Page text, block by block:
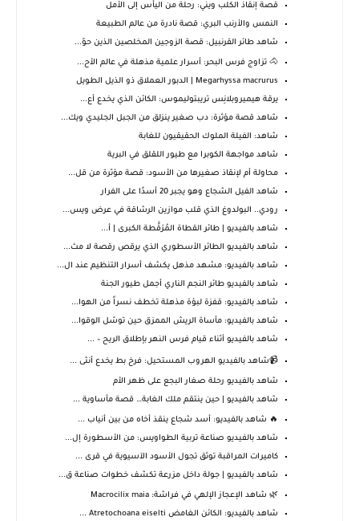
قصة إنقاذ الكلب ويني: رحلة من اليأس إلى الأمل
النمس والأرنب البري: قصة نادرة من عالم الطبيعة
شاهد طائر القرنبيل: قصة الزوجين المخلصين الذين حوّ...
🐴 تزاوج فرس البحر: أسرار علمية مذهلة في عالم الأح...
Megarhyssa macrurus | الدبور العملاق ذو الذيل الطويل
يرقة هيميروبلانِس تريبتوليموس: الكائن الذي يخدع أع...
شاهد قصة مؤثرة: دب صغير ينزلق من الجبل الجليدي ويك...
شاهد: الفيلة الملوك الحقيقيون للغابة
شاهد مواجهة الكوبرا مع طيور اللقلق في البرية
محاولة أم لإنقاذ صغيرها من الأسود: قصة مؤثرة من قل...
شاهد الفيل الشجاع وهو يجبر 20 أسدًا على الفرار
رودي.. البولدوغ الذي قلب موازين الرشاقة في عرض ويس...
شاهد بالفيديو | طائر القطاة المُرَقَّطة الكبرى | أ...
شاهد بالفيديو الطائر الأسطوري الذي يرقص رقصة لا مث...
شاهد بالفيديو: مشهد مذهل يكشف أسرار التنظيم عند ال...
شاهد بالفيديو طائر النجم الناري أجمل طيور الجنة
شاهد بالفيديو: قفزة لبؤة مذهلة تخطف نسراً من الهوا...
شاهد بالفيديو: مأساة الريش الممزق حين توسّل الوقوا...
شاهد بالفيديو أثناء قيام فرس النهر بإطلاق الريح – ...
📹شاهد بالفيديو الهروب المستحيل: فرخ بط يخدع أنثى ...
شاهد بالفيديو رحلة صغار البجع على ظهر الأم
شاهد بالفيديو | حين ينتقم ملك الغابة… قصة مأساوية ...
🔥 شاهد بالفيديو: أسد شجاع ينقذ أخاه من بين أنياب ...
شاهد بالفيديو صناعة تربية الطواويس: من الأسطورة إل...
كاميرات المراقبة توثق تجول الأسود الآسيوية في قرى ...
شاهد بالفيديو | جولة داخل مزرعة تكشف خطوات صناعة ق...
🌿 شاهد الإعجاز الإلهي في فراشة: Macrocilix maia
شاهد بالفيديو: الكائن الغامض Atretochoana eiselti ...